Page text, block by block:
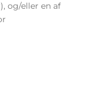
og/eller en af